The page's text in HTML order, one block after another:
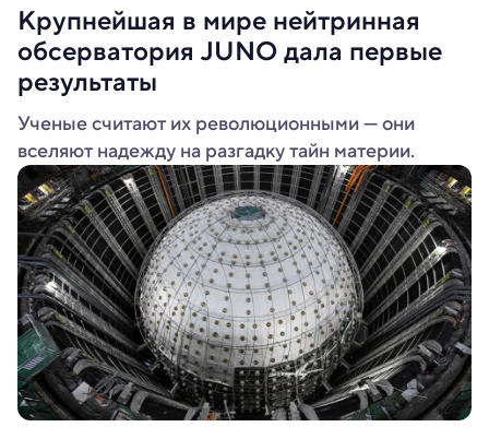
Крупнейшая в мире нейтринная
обсерватория JUNO дала первые
результаты
Ученые считают их революционными — они
вселяют надежду на разгадку тайн материи.